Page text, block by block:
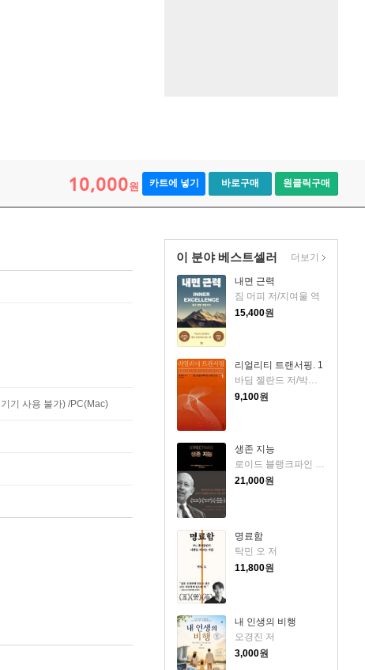
10,000원 카트에 넣기 바로구매 원클릭구매
이 분야 베스트셀러
내면 근력
짐 머피 저/지여울 역
15,400원
리얼리티 트랜서핑. 1
바딤 젤란드 저/박인수 역
9,100원
생존 지능
로이드 블랭크파인 저/박선영 역
21,000원
명료함
탁민 오 저
11,800원
내 인생의 비행
오경진 저
3,000원
더보기
기 사용 불가) /PC(Mac)